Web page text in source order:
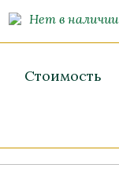
Нет в наличии
Стоимость